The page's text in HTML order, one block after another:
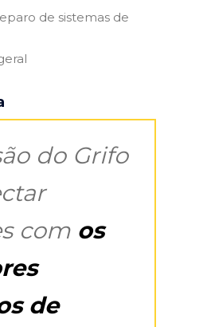
de sistemas de
do Grifo
com os
de